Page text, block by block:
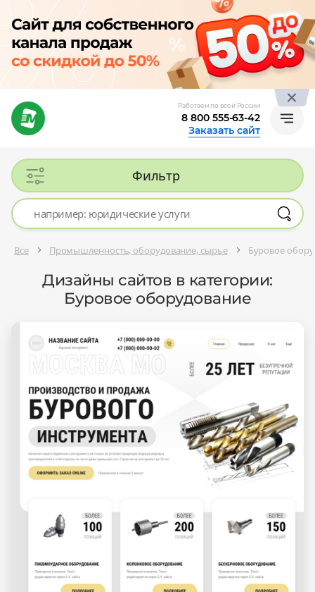
Работаем по всей России
8 800 555-63-42
Заказать сайт
Фильтр
Все Промышленность, оборудование, сырье Буровое
Дизайны сайтов в категории:
Буровое оборудование